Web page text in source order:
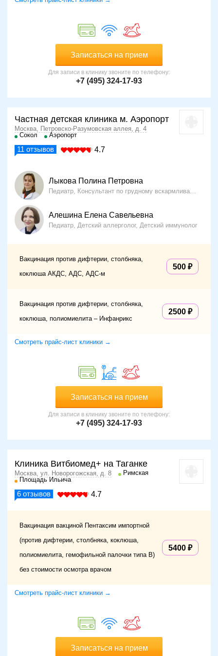
случай на миллион пациентов).
Реакцию организма на введение препарата оценивают
Записаться на прием
Для записи в клинику звоните по телефону:
+7 (495) 324-17-93
Частная детская клиника м. Аэропорт
Москва, Петровско-Разумовская аллея, д. 4
Сокол
Аэропорт
11 отзывов 4.7
Лыкова Полина Петровна
Педиатр, Консультант по грудному вскармливанию
Алешина Елена Савельевна
Педиатр, Детский аллерголог, Детский иммунолог
Вакцинация против дифтерии, столбняка,
коклюша АКДС, АДС, АДС-м
500
Вакцинация против дифтерии, столбняка,
коклюша, полиомиелита – Инфанрикс
2500
Смотреть прайс-лист клиники →
Записаться на прием
Для записи в клинику звоните по телефону:
+7 (495) 324-17-93
Клиника Витбиомед+ на Таганке
Москва, ул. Новорогожская, д. 8
Римская
Площадь Ильича
6 отзывов 4.7
Вакцинация вакциной Пентаксим импортной
(против дифтерии, столбняка, коклюша,
полиомиелита, гемофильной палочки типа В)
без стоимости осмотра врачом
5400
Смотреть прайс-лист клиники →
Записаться на прием